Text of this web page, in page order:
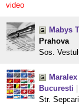
video
Mabys
Prahova
Sos.
Bucuresti
Str.